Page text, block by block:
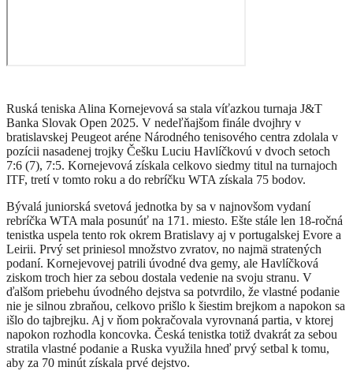
Ruská teniska Alina Kornejevová sa stala víťazkou turnaja J&T
Banka Slovak Open 2025. V nedeľňajšom finále dvojhry v
bratislavskej Peugeot aréne Národného tenisového centra zdolala v
pozícii nasadenej trojky Češku Luciu Havlíčkovú v dvoch setoch
7:6 (7), 7:5. Kornejevová získala celkovo siedmy titul na turnajoch
ITF, tretí v tomto roku a do rebríčku WTA získala 75 bodov.
Bývalá juniorská svetová jednotka by sa v najnovšom vydaní
rebríčka WTA mala posunúť na 171. miesto. Ešte stále len 18-ročná
tenistka uspela tento rok okrem Bratislavy aj v portugalskej Evore a
Leirii. Prvý set priniesol množstvo zvratov, no najmä stratených
podaní. Kornejevovej patrili úvodné dva gemy, ale Havlíčková
ziskom troch hier za sebou dostala vedenie na svoju stranu. V
ďalšom priebehu úvodného dejstva sa potvrdilo, že vlastné podanie
nie je silnou zbraňou, celkovo prišlo k šiestim brejkom a napokon sa
išlo do tajbrejku. Aj v ňom pokračovala vyrovnaná partia, v ktorej
napokon rozhodla koncovka. Česká tenistka totiž dvakrát za sebou
stratila vlastné podanie a Ruska využila hneď prvý setbal k tomu,
aby za 70 minút získala prvé dejstvo.